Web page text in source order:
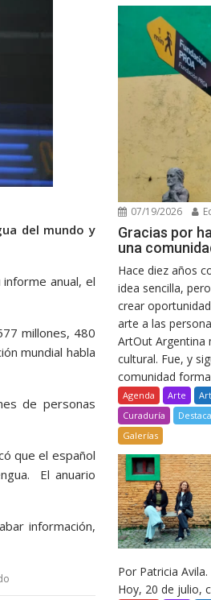
del mundo y
anual, el
millones, 480
mundial habla
de personas
que el español
El anuario
información,
07/19/2026
Gracias por
una
Hace diez años
idea sencilla,
crear
arte a las
ArtOut Argentina
cultural. Fue, y
comunidad
Agenda Arte
Curaduría
Galerías
Por Patricia
Hoy, 20 de julio,